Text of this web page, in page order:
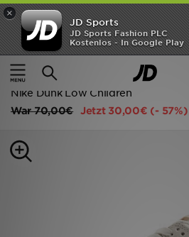
×
JD Sports
JD Sports Fashion PLC
Kostenlos - In Google Play
Startseite
Kinder
Kleinkinderschuhe
Nike Dunk Low Children
War70,00€ Jetzt 30,00€ (- 57%)
Startseite
ANGEBOTE
Marken
Herren